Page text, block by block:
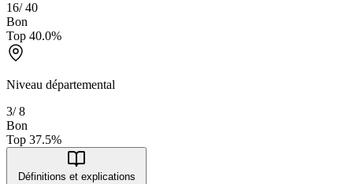
16/40
Bon
Top 40.0%
Niveau départemental
3/8
Bon
Top 37.5%
Définitions et explications